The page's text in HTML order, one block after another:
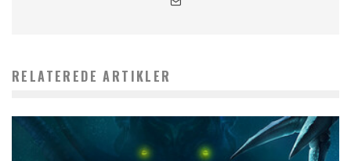
RELATEREDE ARTIKLER